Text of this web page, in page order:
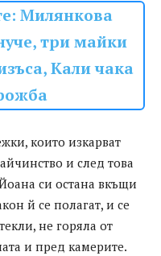
Милянкова
три майки
Кали чака
които изкарват
и след това
си остана вкъщи
й се полагат, и се
не горяла от
и пред камерите.